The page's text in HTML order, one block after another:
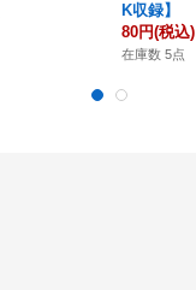
K収録】
80円(税込)
在庫数 5点